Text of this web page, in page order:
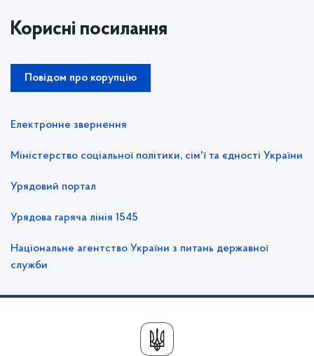
Корисні посилання
Повідом про корупцію
Електронне звернення
Міністерство соціальної політики, сім'ї та єдності України
Урядовий портал
Урядова гаряча лінія 1545
Національне агентство України з питань державної
служби